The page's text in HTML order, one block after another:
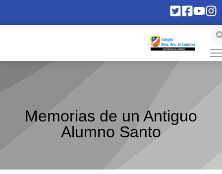
Memorias de un Antiguo
Alumno Santo